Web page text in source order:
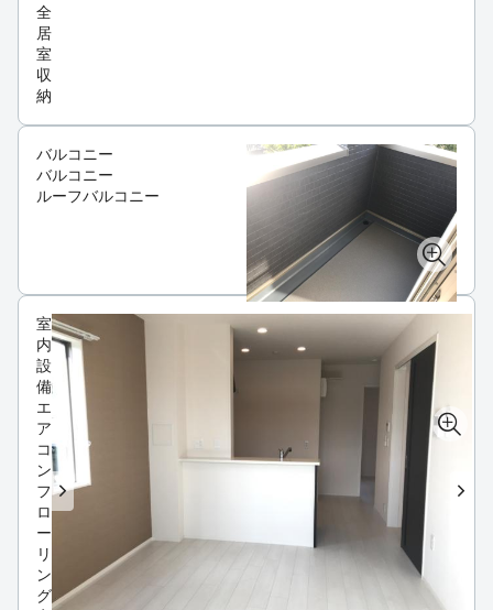
全
居
室
収
納
バルコニー
バルコニー
ルーフバルコニー
室
内
設
備
エ
ア
コ
ン
フ
ロ
ー
リ
ン
グ